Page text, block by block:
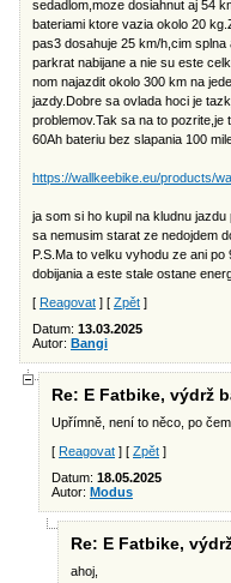
sedadlom,moze dosiahnut aj 54
bateriami ktore vazia okolo 20
pas3 dosahuje 25 km/h,cim splna
parkrat nabijane a nie su este
nom najazdit okolo 300 km na
jazdy.Dobre sa ovlada hoci je
problemov.Tak sa na to
60Ah bateriu bez slapania 100
https://wallkeebike.eu/products/
ja som si ho kupil na kludnu
sa nemusim starat ze nedojdem
P.S.Ma to velku vyhodu ze ani
dobijania a este stale ostane
[ Reagovat ] [ Zpět ]
Datum: 13.03.2025
Autor: Bangi
Re: E Fatbike, výdrž
Upřímně, není to něco, po
[ Reagovat ] [ Zpět ]
Datum: 18.05.2025
Autor: Modus
Re: E Fatbike,
ahoj,